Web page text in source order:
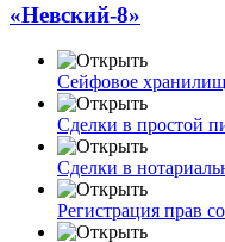
«Невский-8»
Сейфовое
Сделки в простой
Сделки в
Регистрация прав